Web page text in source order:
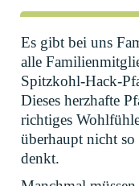
ÄHNLICHE
Es gibt bei uns
alle
Spitzkohl-Hack-
Dieses herzhafte
richtiges
überhaupt nicht
denkt.